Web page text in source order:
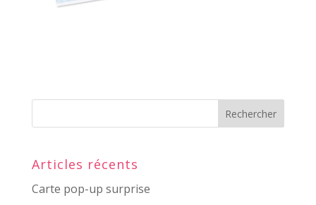
Articles récents
Carte pop-up surprise